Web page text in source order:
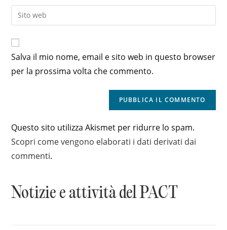
nome
utente
per
commentare
tuo
indirizzo
per
commentare
Inserisci
l'URL
del
sito
web
(facoltativo)
Salva il mio nome, email e sito web in questo browser
per la prossima volta che commento.
Questo sito utilizza Akismet per ridurre lo spam.
Scopri come vengono elaborati i dati derivati dai
commenti.
Notizie e attività del PACT